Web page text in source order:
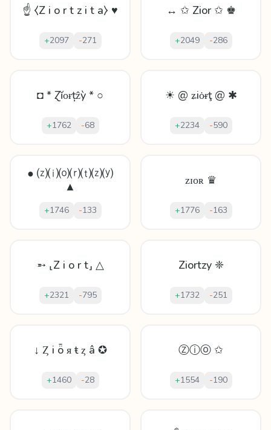
☝ ⧼Z i o r t z i t a⧽ ♥
+2097 -271
↔ ✩ Zior ✩ ♚
+2049 -286
◘ * Ɀĭοɍțẑỳ * ○
+1762 -68
☀ @ ʑiȯᵲţ @ ✱
+2234 -590
● ⒵⒤⒪⒭⒯⒵⒴
▲
+1746 -133
ᴢɪᴏʀ ♛
+1776 -163
➵ ⸤Z i o r t⸥ △
+2321 -795
Ziortzy ❈
+1732 -251
↓ Ȥ і ȫ ᴙ ŧ ȥ â ✪
+1460 -28
Ⓩⓘⓞ ✩
+1554 -190